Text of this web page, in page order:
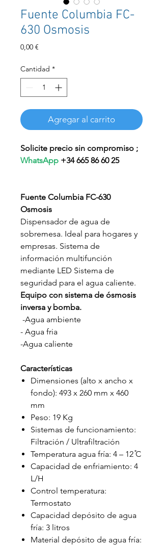
Fuente Columbia FC-
630 Osmosis
0,00 €
Cantidad *
Agregar al carrito
Solicite precio sin compromiso ;
WhatsApp +34 665 86 60 25
Fuente Columbia FC-630
Osmosis
Dispensador de agua de
sobremesa. Ideal para hogares y
empresas. Sistema de
información multifunción
mediante LED Sistema de
seguridad para el agua caliente.
Equipo con sistema de ósmosis
inversa y bomba.
-Agua ambiente
- Agua fria
-Agua caliente
Características
Dimensiones (alto x ancho x
fondo): 493 x 260 mm x 460
mm
Peso: 19 Kg
Sistemas de funcionamiento:
Filtración / Ultrafiltración
Temperatura agua fría: 4 – 12 ̊C
Capacidad de enfriamiento: 4
L/H
Control temperatura:
Termostato
Capacidad depósito de agua
fría: 3 litros
Material depósito de agua fría: